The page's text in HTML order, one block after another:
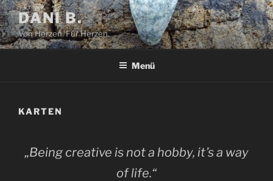
Zum
Inhalt
springen
DANI B.
Von Herzen. Für Herzen.
Menü
KARTEN
„Being creative is not a hobby, it’s a way
of life.“